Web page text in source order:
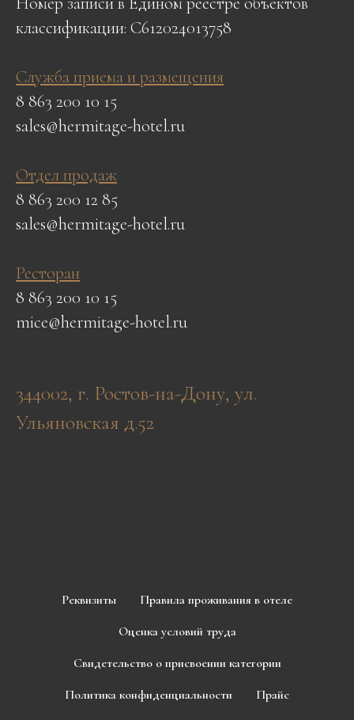
классификации: С612024013758
Служба приема и размещения
8 863 200 10 15
sales@hermitage-hotel.ru
Отдел продаж
8 863 200 12 85
sales@hermitage-hotel.ru
Ресторан
8 863 200 10 15
mice@hermitage-hotel.ru
344002, г. Ростов-на-Дону, ул.
Ульяновская д.52
Реквизиты
Правила проживания в отеле
Оценка условий труда
Свидетельство о присвоении категории
Политика конфиденциальности
Прайс